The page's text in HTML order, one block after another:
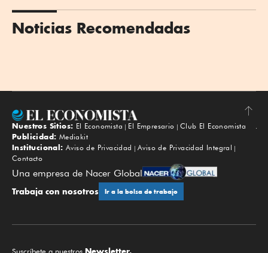
Noticias Recomendadas
Subir
Nuestros Sitios: El Economista El Empresario
Club El Economista
Publicidad: Mediakit
Institucional: Aviso de Privacidad
Aviso de Privacidad Integral
Contacto
Una empresa de Nacer Global
Trabaja con nosotros Ir a la bolsa de trabajo